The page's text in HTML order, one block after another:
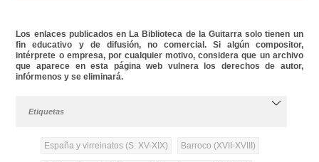
Los enlaces publicados en La Biblioteca de la Guitarra solo tienen un
fin educativo y de difusión, no comercial. Si algún compositor,
intérprete o empresa, por cualquier motivo, considera que un archivo
que aparece en esta página web vulnera los derechos de autor,
infórmenos y se eliminará.
Etiquetas
España y virreinatos (S. XV-XIX) Barroco (XVII-XVIII)